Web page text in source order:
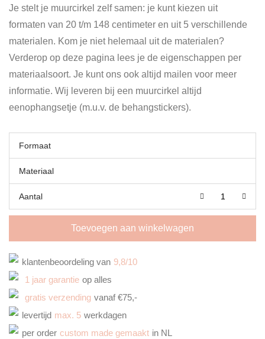
Je stelt je muurcirkel zelf samen: je kunt kiezen uit
formaten van 20 t/m 148 centimeter en uit 5 verschillende
materialen. Kom je niet helemaal uit de materialen?
Verderop op deze pagina lees je de eigenschappen per
materiaalsoort. Je kunt ons ook altijd mailen voor meer
informatie. Wij leveren bij een muurcirkel altijd
eenophangsetje (m.u.v. de behangstickers).
Formaat
Materiaal
Aantal
Toevoegen aan winkelwagen
klantenbeoordeling van 9,8/10
1 jaar garantie op alles
gratis verzending vanaf €75,-
levertijd max. 5 werkdagen
per order custom made gemaakt in NL